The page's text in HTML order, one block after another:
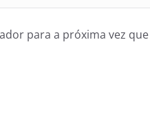
para a próxima vez